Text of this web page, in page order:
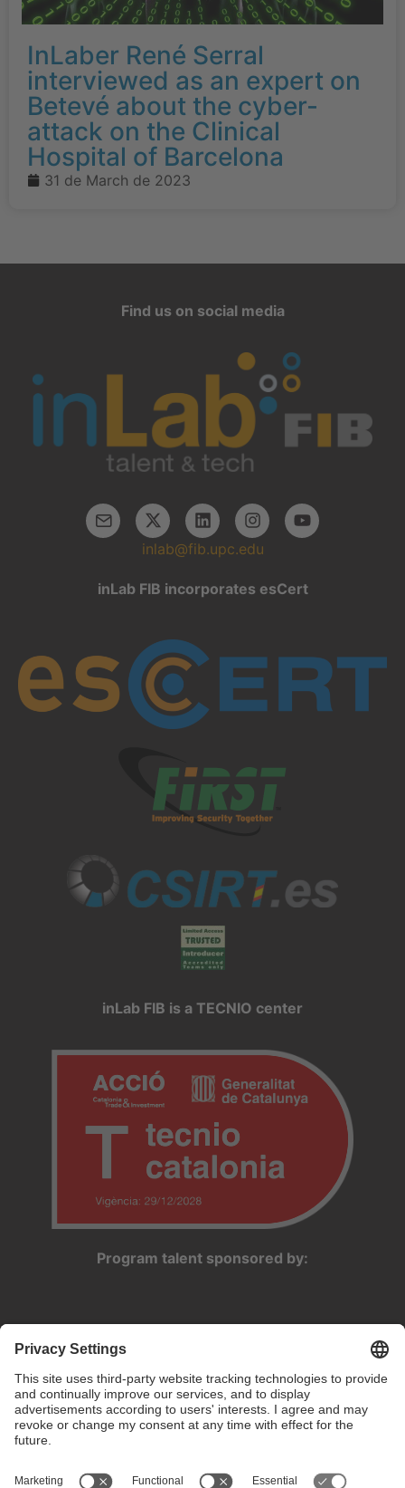
InLaber René Serral
interviewed as an expert on
Betevé about the cyber-
attack on the Clinical
Hospital of Barcelona
31 de March de 2023
Find us on social media
inlab@fib.upc.edu
inLab FIB incorporates esCert
inLab FIB is a TECNIO center
Program talent sponsored by: